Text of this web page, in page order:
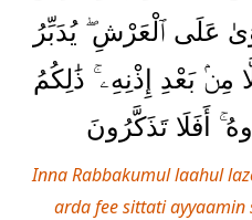
عَلَى ٱلْعَرْشِ ۖ يُدَبِّرُ
مِنۢ بَعْدِ إِذْنِهِۦ ۚ ذَٰلِكُمُ
أَفَلَا تَذَكَّرُونَ
Inna Rabbakumul laahul
arda fee sittati